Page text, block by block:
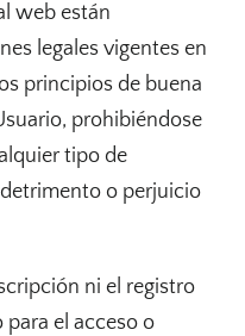
web están
legales vigentes en
principios de buena
prohibiéndose
tipo de
o perjuicio
ni el registro
para el acceso o